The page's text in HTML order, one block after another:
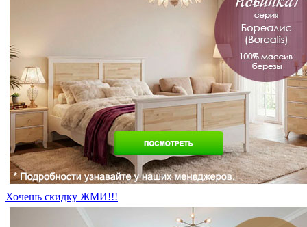
Хочешь скидку ЖМИ!!!